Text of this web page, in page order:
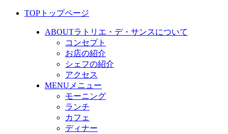
TOP トップページ
ABOUTラトリエ・デ・サンスについて
コンセプト
お店の紹介
シェフの紹介
アクセス
MENU メニュー
モーニング
ランチ
カフェ
ディナー